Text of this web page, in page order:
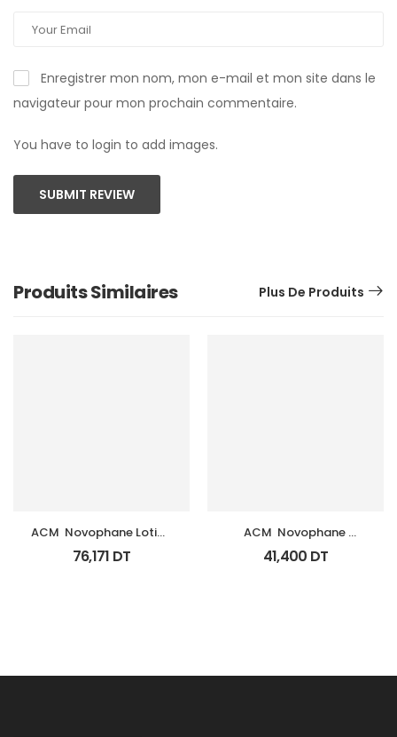
Enregistrer mon nom, mon e-mail et mon site dans le
navigateur pour mon prochain commentaire.
You have to login to add images.
SUBMIT REVIEW
Produits Similaires Plus De Produits
ACM  Novophane Lotion
100Ml
76,171 DT
ACM  Novophane
Shampooing Energisant
Fl 200Ml
41,400 DT